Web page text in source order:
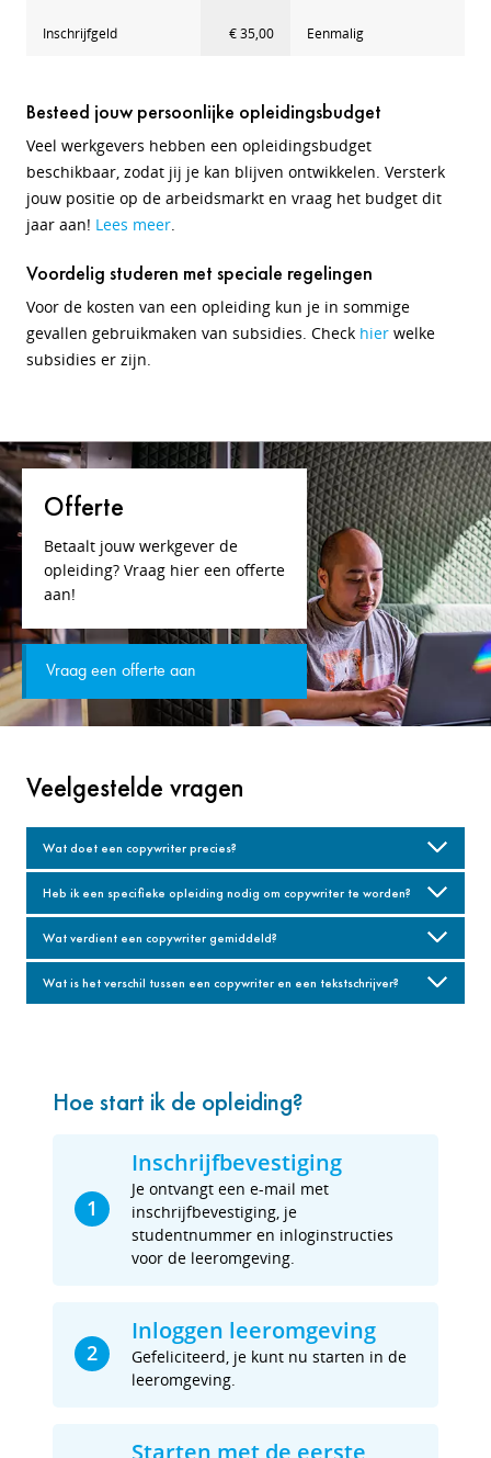
Inschrijfgeld € 35,00 Eenmalig
Besteed jouw persoonlijke opleidingsbudget
Veel werkgevers hebben een opleidingsbudget
beschikbaar, zodat jij je kan blijven ontwikkelen. Versterk
jouw positie op de arbeidsmarkt en vraag het budget dit
jaar aan! Lees meer.
Voordelig studeren met speciale regelingen
Voor de kosten van een opleiding kun je in sommige
gevallen gebruikmaken van subsidies. Check hier welke
subsidies er zijn.
Offerte
Betaalt jouw werkgever de
opleiding? Vraag hier een offerte
aan!
Vraag een offerte aan
Veelgestelde vragen
Wat doet een copywriter precies?
Heb ik een specifieke opleiding nodig om copywriter te worden?
Wat verdient een copywriter gemiddeld?
Wat is het verschil tussen een copywriter en een tekstschrijver?
Hoe start ik de opleiding?
1
Inschrijfbevestiging
Je ontvangt een e-mail met
inschrijfbevestiging, je
studentnummer en inloginstructies
voor de leeromgeving.
2
Inloggen leeromgeving
Gefeliciteerd, je kunt nu starten in de
leeromgeving.
Starten met de eerste